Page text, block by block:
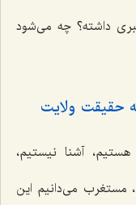
داشته؟ چه می‌شود
حقیقت ولایت
آشنا نیستیم،
مستغرب می‌دانیم این